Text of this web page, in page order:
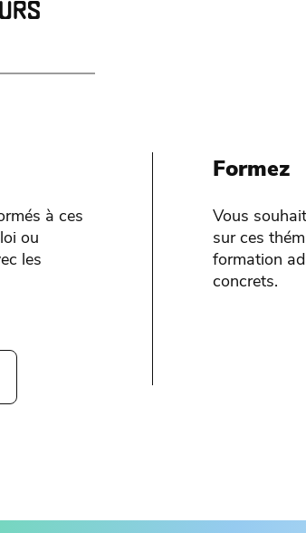
à ces
ou
les
Formez
Vous
sur ces
formation
concrets.